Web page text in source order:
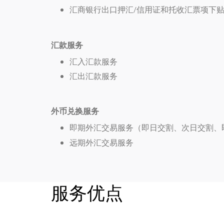
汇商银行出口押汇/信用证和托收汇票项下
汇款服务
汇入汇款服务
汇出汇款服务
外币兑换服务
即期外汇交易服务（即日交割、次日交割、
远期外汇交易服务
服务优点